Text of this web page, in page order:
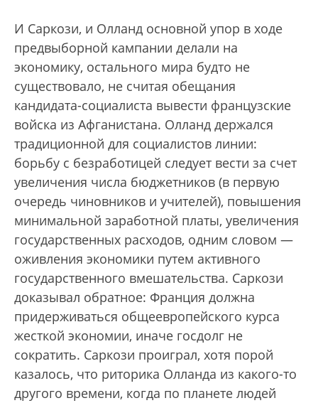
И Саркози, и Олланд основной упор в ходе
предвыборной кампании делали на
экономику, остального мира будто не
существовало, не считая обещания
кандидата-социалиста вывести французские
войска из Афганистана. Олланд держался
традиционной для социалистов линии:
борьбу с безработицей следует вести за счет
увеличения числа бюджетников (в первую
очередь чиновников и учителей), повышения
минимальной заработной платы, увеличения
государственных расходов, одним словом —
оживления экономики путем активного
государственного вмешательства. Саркози
доказывал обратное: Франция должна
придерживаться общеевропейского курса
жесткой экономии, иначе госдолг не
сократить. Саркози проиграл, хотя порой
казалось, что риторика Олланда из какого-то
другого времени, когда по планете людей